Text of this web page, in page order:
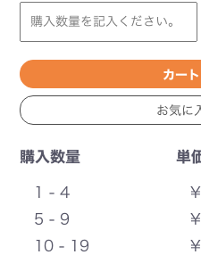
購入数量 単
1 - 4
5 - 9
10 - 19